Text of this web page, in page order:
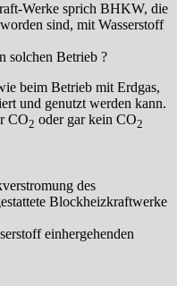
Werke sprich BHKW, die
sind, mit Wasserstoff
solchen Betrieb ?
beim Betrieb mit Erdgas,
und genutzt werden kann.
CO2 oder gar kein CO2
des
Blockheizkraftwerke
einhergehenden